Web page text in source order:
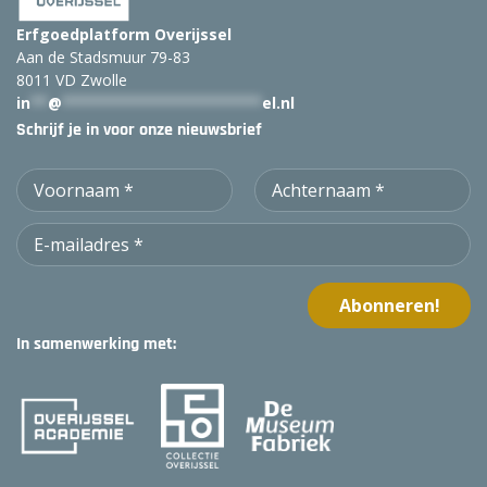
Erfgoedplatform Overijssel
Aan de Stadsmuur 79-83
8011 VD Zwolle
in
@ el.nl
Schrijf je in voor onze nieuwsbrief
In samenwerking met: